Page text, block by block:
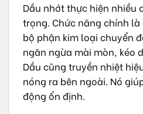
Dầu nhớt thực hiện nhiều
trọng. Chức năng chính
bộ phận kim loại chuyển
ngăn ngừa mài mòn, kéo
Dầu cũng truyền nhiệt
nóng ra bên ngoài. Nó
động ổn định.